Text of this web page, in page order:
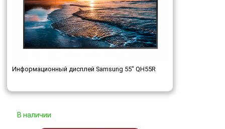
Информационный дисплей Samsung 55" QH55R
В наличии